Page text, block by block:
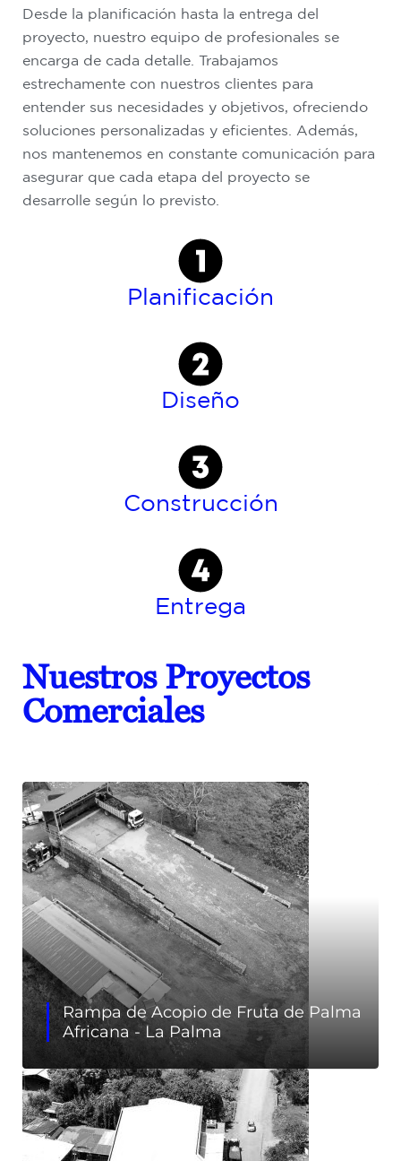
Desde la planificación hasta la entrega del
proyecto, nuestro equipo de profesionales se
encarga de cada detalle. Trabajamos
estrechamente con nuestros clientes para
entender sus necesidades y objetivos, ofreciendo
soluciones personalizadas y eficientes. Además,
nos mantenemos en constante comunicación para
asegurar que cada etapa del proyecto se
desarrolle según lo previsto.
Planificación
Diseño
Construcción
Entrega
Nuestros Proyectos
Comerciales
Rampa de Acopio de Fruta de Palma
Africana - La Palma